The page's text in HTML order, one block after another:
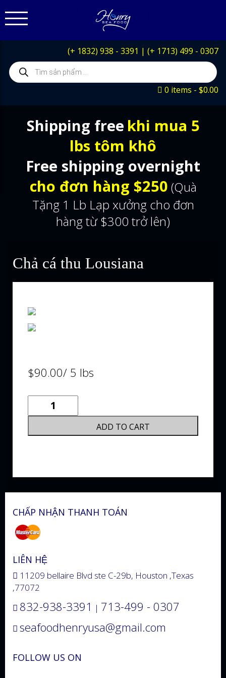
(+ 1832) 938 - 3391 | (+ 1713) 499 - 0307
Products
search
0 items
$0.00
Shipping free khi mua 5
lbs tôm khô
Free shipping overnight
cho đơn hàng $250 (Quà
Tặng 1 Lb Lạp xưởng cho đơn
hàng từ $300 trở lên)
Chả cá thu Lousiana
$90.00/ 5 lbs
Lousiana
ADD TO CART
CHẤP NHẬN THANH TOÁN
LIÊN HỆ
11209 bellaire Blvd ste C-29b, Houston ,Texas
,77072
832-938-3391 | 713-499 - 0307
seafoodhenryusa@gmail.com
FOLLOW US ON